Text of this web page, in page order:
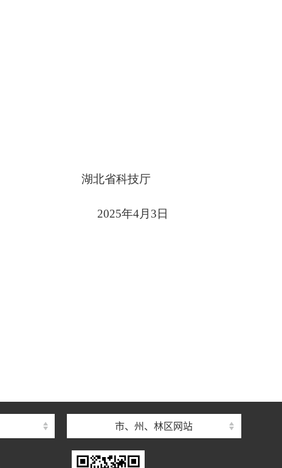
湖北省科技厅
2025年4月3日
市、州、林区网站